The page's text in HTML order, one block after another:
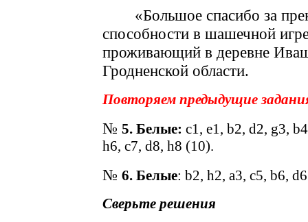
«Большое спасибо за
способности в шашечной
проживающий в деревне
Гродненской области.
Повторяем предыдущие
№ 5. Белые: c1, e1, b2, d2, g3,
h6, c7, d8, h8 (10).
№ 6. Белые: b2, h2, a3, c5, b6,
Сверьте решения